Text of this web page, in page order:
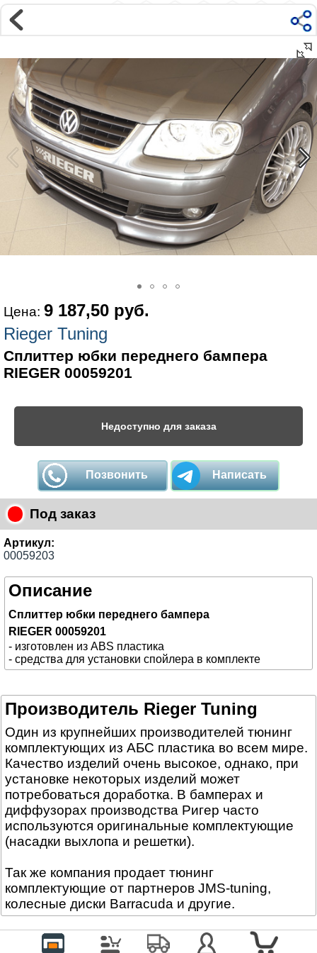
Магазин
Интернет-магазин �...
Цена: 9 187,50 руб.
Rieger Tuning
Сплиттер юбки переднего бампера
RIEGER 00059201
Недоступно для заказа
Позвонить Написать
Под заказ
Артикул:
00059203
Описание
Сплиттер юбки переднего бампера
RIEGER 00059201
- изготовлен из ABS пластика
- средства для установки спойлера в комплекте
Производитель Rieger Tuning
Один из крупнейших производителей тюнинг
комплектующих из АБС пластика во всем мире.
Качество изделий очень высокое, однако, при
установке некоторых изделий может
потребоваться доработка. В бамперах и
диффузорах производства Ригер часто
используются оригинальные комплектующие
(насадки выхлопа и решетки).
Так же компания продает тюнинг
комплектующие от партнеров JMS-tuning,
колесные диски Barracuda и другие.
Наши контакты:
г. Москва, м.ВДНХ
ул Ярославская д9 к2с5
Маршрут на Авто|Маршрут пешком
Телефон:
+7 985 364 2044
@vonardtuning:vonard.ru
График работы по московскому времени:
Мы в соц сетях: